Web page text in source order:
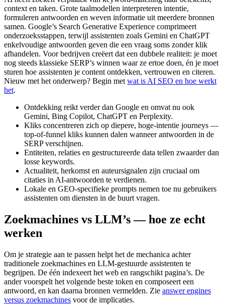
context en taken. Grote taalmodellen interpreteren intentie,
formuleren antwoorden en weven informatie uit meerdere bronnen
samen. Google’s Search Generative Experience comprimeert
onderzoeksstappen, terwijl assistenten zoals Gemini en ChatGPT
enkelvoudige antwoorden geven die een vraag soms zonder klik
afhandelen. Voor bedrijven creëert dat een dubbele realiteit: je moet
nog steeds klassieke SERP’s winnen waar ze ertoe doen, én je moet
sturen hoe assistenten je content ontdekken, vertrouwen en citeren.
Nieuw met het onderwerp? Begin met wat is AI SEO en hoe werkt
het.
Ontdekking reikt verder dan Google en omvat nu ook
Gemini, Bing Copilot, ChatGPT en Perplexity.
Kliks concentreren zich op diepere, hoge‑intentie journeys —
top‑of‑funnel kliks kunnen dalen wanneer antwoorden in de
SERP verschijnen.
Entiteiten, relaties en gestructureerde data tellen zwaarder dan
losse keywords.
Actualiteit, herkomst en auteursignalen zijn cruciaal om
citaties in AI‑antwoorden te verdienen.
Lokale en GEO‑specifieke prompts nemen toe nu gebruikers
assistenten om diensten in de buurt vragen.
Zoekmachines vs LLM’s — hoe ze echt
werken
Om je strategie aan te passen helpt het de mechanica achter
traditionele zoekmachines en LLM‑gestuurde assistenten te
begrijpen. De één indexeert het web en rangschikt pagina’s. De
ander voorspelt het volgende beste token en composeert een
antwoord, en kan daarna bronnen vermelden. Zie answer engines
versus zoekmachines voor de implicaties.